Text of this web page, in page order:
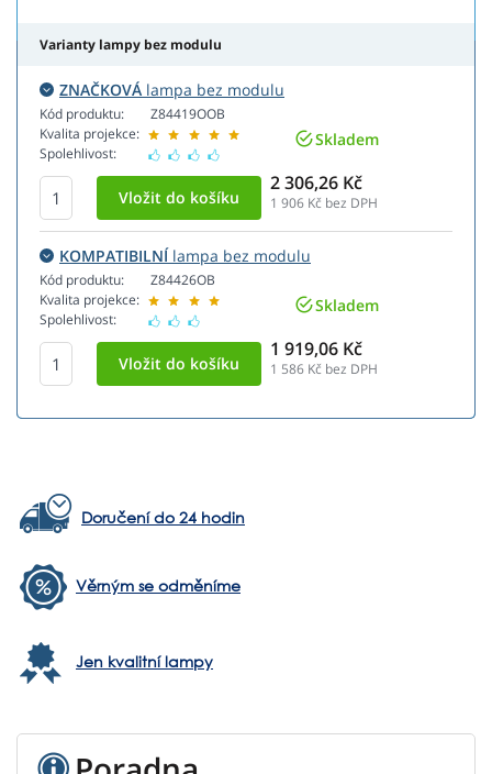
Varianty lampy bez modulu
ZNAČKOVÁ lampa bez modulu
Kód produktu:
Kvalita projekce:
Spolehlivost:
Z84419OOB
Skladem
2 306,26 Kč
1 906 Kč bez DPH
KOMPATIBILNÍlampa bez modulu
Kód produktu:
Kvalita projekce:
Spolehlivost:
Z84426OB
Skladem
1 919,06 Kč
1 586 Kč bez DPH
Doručení do 24 hodin
Věrným se odměníme
Jen kvalitní lampy